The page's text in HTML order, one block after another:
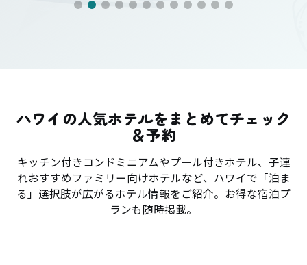
ハワイの人気ホテルをまとめてチェック
＆予約
キッチン付きコンドミニアムやプール付きホテル、子連
れおすすめファミリー向けホテルなど、ハワイで「泊ま
る」選択肢が広がるホテル情報をご紹介。お得な宿泊プ
ランも随時掲載。